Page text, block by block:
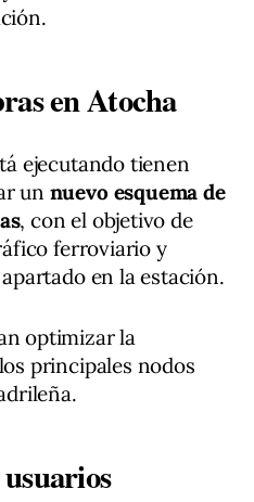
en Atocha
ejecutando tienen
un nuevo esquema de
, con el objetivo de
ferroviario y
en la estación.
optimizar la
principales nodos